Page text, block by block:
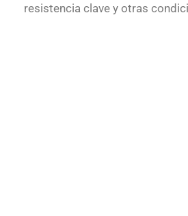
resistencia clave y otras